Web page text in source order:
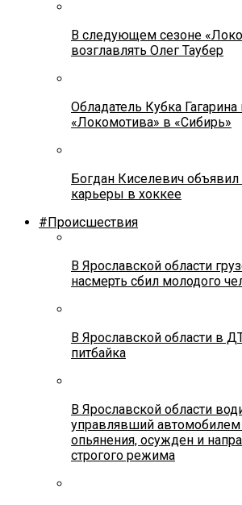
В следующем сезоне
возглавлять Олег Таубер
Обладатель Кубка
«Локомотива» в «Сибирь»
Богдан Киселевич
карьеры в хоккее
#Происшествия
В Ярославской области
насмерть сбил молодого
В Ярославской области в
питбайка
В Ярославской области
управлявший автомобилем
опьянения, осужден и
строгого режима